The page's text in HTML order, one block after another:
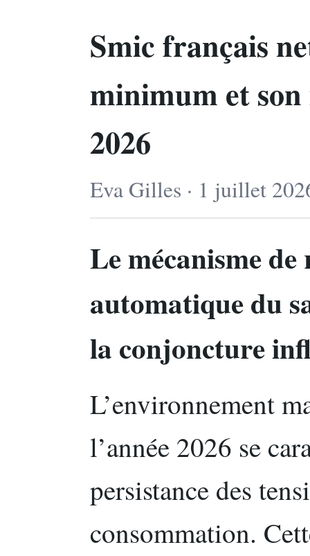
Smic français
minimum et
2026
Eva Gilles · 1 juillet
Le mécanisme
automatique du
la conjoncture
L’environnement
l’année 2026 se
persistance des
consommation.